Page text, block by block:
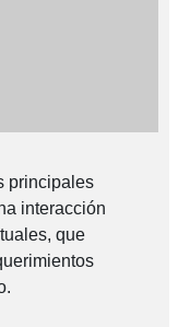
principales
interacción
que